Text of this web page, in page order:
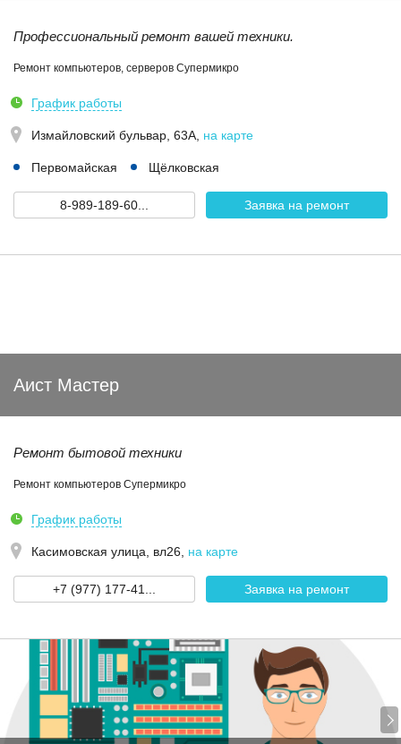
Профессиональный ремонт вашей техники.
Ремонт компьютеров, серверов Супермикро
График работы
Измайловский бульвар, 63А на карте
Первомайская Щёлковская
8-989-189-60... Заявка на ремонт
Аист Мастер
Ремонт бытовой техники
Ремонт компьютеров Супермикро
График работы
Касимовская улица, вл26 на карте
+7 (977) 177-41... Заявка на ремонт